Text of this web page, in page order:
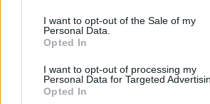
I want to opt-out of the Sale of my
Personal Data.
Opted In
I want to opt-out of processing my
Personal Data for Targeted
Opted In
8 Novembre 2022
Economia
Conti correnti